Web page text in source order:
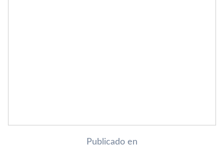
Publicado en